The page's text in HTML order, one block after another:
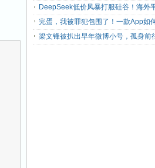
完蛋，我被罪犯包围了！一款App如